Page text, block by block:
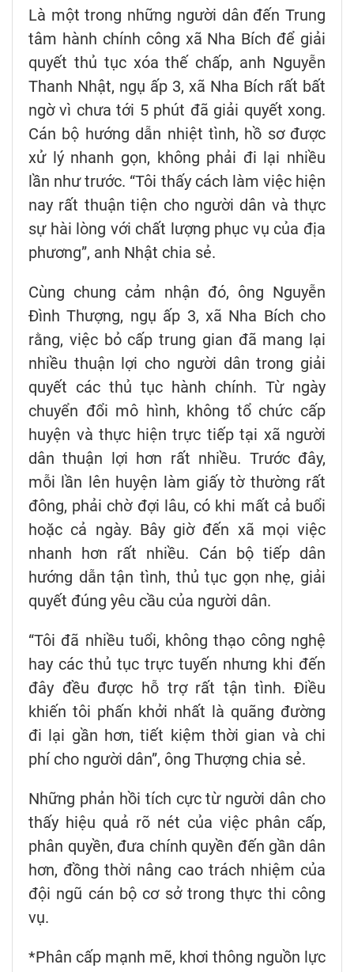
Là một trong những người dân đến Trung
tâm hành chính công xã Nha Bích để giải
quyết thủ tục xóa thế chấp, anh Nguyễn
Thanh Nhật, ngụ ấp 3, xã Nha Bích rất bất
ngờ vì chưa tới 5 phút đã giải quyết xong.
Cán bộ hướng dẫn nhiệt tình, hồ sơ được
xử lý nhanh gọn, không phải đi lại nhiều
lần như trước. “Tôi thấy cách làm việc hiện
nay rất thuận tiện cho người dân và thực
sự hài lòng với chất lượng phục vụ của địa
phương”, anh Nhật chia sẻ.
Cùng chung cảm nhận đó, ông Nguyễn
Đình Thượng, ngụ ấp 3, xã Nha Bích cho
rằng, việc bỏ cấp trung gian đã mang lại
nhiều thuận lợi cho người dân trong giải
quyết các thủ tục hành chính. Từ ngày
chuyển đổi mô hình, không tổ chức cấp
huyện và thực hiện trực tiếp tại xã người
dân thuận lợi hơn rất nhiều. Trước đây,
mỗi lần lên huyện làm giấy tờ thường rất
đông, phải chờ đợi lâu, có khi mất cả buổi
hoặc cả ngày. Bây giờ đến xã mọi việc
nhanh hơn rất nhiều. Cán bộ tiếp dân
hướng dẫn tận tình, thủ tục gọn nhẹ, giải
quyết đúng yêu cầu của người dân.
“Tôi đã nhiều tuổi, không thạo công nghệ
hay các thủ tục trực tuyến nhưng khi đến
đây đều được hỗ trợ rất tận tình. Điều
khiến tôi phấn khởi nhất là quãng đường
đi lại gần hơn, tiết kiệm thời gian và chi
phí cho người dân”, ông Thượng chia sẻ.
Những phản hồi tích cực từ người dân cho
thấy hiệu quả rõ nét của việc phân cấp,
phân quyền, đưa chính quyền đến gần dân
hơn, đồng thời nâng cao trách nhiệm của
đội ngũ cán bộ cơ sở trong thực thi công
vụ.
*Phân cấp mạnh mẽ, khơi thông nguồn lực